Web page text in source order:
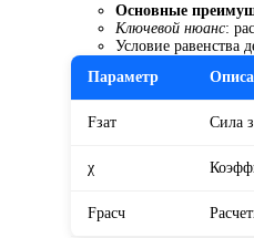
Основные
Ключевой нюанс:
Условие равенства
Параметр
Fзат Сила
χ
Fрасч